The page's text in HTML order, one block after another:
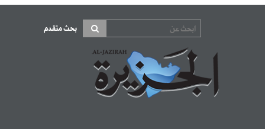
بحث متقدم